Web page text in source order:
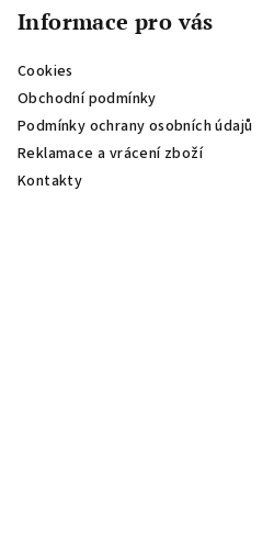
Informace pro vás
Cookies
Obchodní podmínky
Podmínky ochrany osobních údajů
Reklamace a vrácení zboží
Kontakty